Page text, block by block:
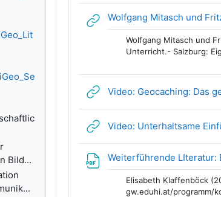
Wolfgang Mitasch und
Wolfgang Mitasch und
Unterricht.- Salzburg:
Video: Geocaching: Das
Video: Unterhaltsame
Weiterführende LIteratur:
Elisabeth Klaffenböck
gw.eduhi.at/programm/
Bild...